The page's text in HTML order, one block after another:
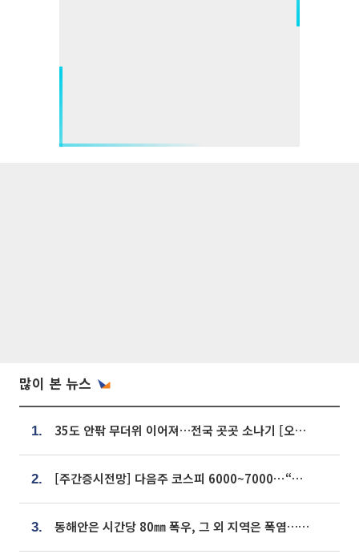
많이 본 뉴스
1. 35도 안팎 무더위 이어져…전국 곳곳 소나기 [오늘 날씨]
2. [주간증시전망] 다음주 코스피 6000~7000⋯“外人 수급은 정책이 변수”
3. 동해안은 시간당 80㎜ 폭우, 그 외 지역은 폭염…‘극과 극 날씨’